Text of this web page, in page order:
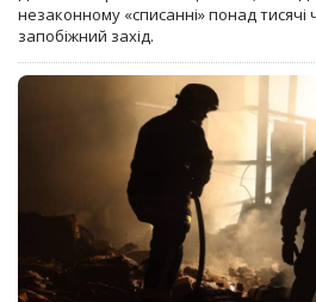
незаконному «списанні» понад тисячі
запобіжний захід.